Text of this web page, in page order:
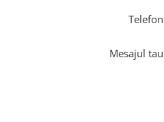
Mesajul